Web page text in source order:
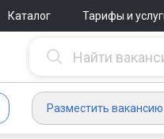
Каталог Тарифы и
Разместить вакансию